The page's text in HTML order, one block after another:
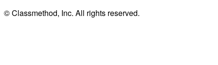
© Classmethod, Inc. All rights reserved.